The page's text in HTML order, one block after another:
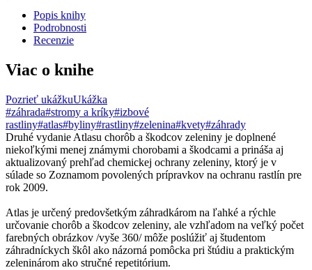
Popis knihy
Podrobnosti
Recenzie
Viac o knihe
Pozrieť ukážkuUkážka
#záhrada#stromy a kríky#izbové
rastliny#atlas#byliny#rastliny#zelenina#kvety#záhrady
Druhé vydanie Atlasu chorôb a škodcov zeleniny je doplnené
niekoľkými menej známymi chorobami a škodcami a prináša aj
aktualizovaný prehľad chemickej ochrany zeleniny, ktorý je v
súlade so Zoznamom povolených prípravkov na ochranu rastlín pre
rok 2009.
Atlas je určený predovšetkým záhradkárom na ľahké a rýchle
určovanie chorôb a škodcov zeleniny, ale vzhľadom na veľký počet
farebných obrázkov /vyše 360/ môže poslúžiť aj študentom
záhradníckych škôl ako názorná pomôcka pri štúdiu a praktickým
zeleninárom ako stručné repetitórium.